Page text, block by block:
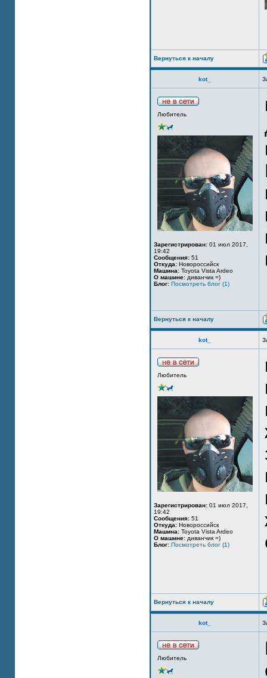
Вернуться к началу
kot_
Любитель
Зарегистрирован: 01 июл 2017,
19:42
Сообщения: 51
Откуда: Новороссийск
Машина: Toyota Vista Ardeo
О машине: диванчик =)
Блог: Посмотреть блог (1)
Вернуться к началу
kot_
Любитель
Зарегистрирован: 01 июл 2017,
19:42
Сообщения: 51
Откуда: Новороссийск
Машина: Toyota Vista Ardeo
О машине: диванчик =)
Блог: Посмотреть блог (1)
Вернуться к началу
kot_
Любитель